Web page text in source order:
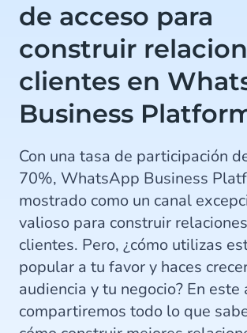
de acceso para
construir
clientes en
Business
Con una tasa de participación
70%, WhatsApp Business
mostrado como un canal
valioso para construir
clientes. Pero, ¿cómo utilizas
popular a tu favor y haces
audiencia y tu negocio? En este
compartiremos todo lo que